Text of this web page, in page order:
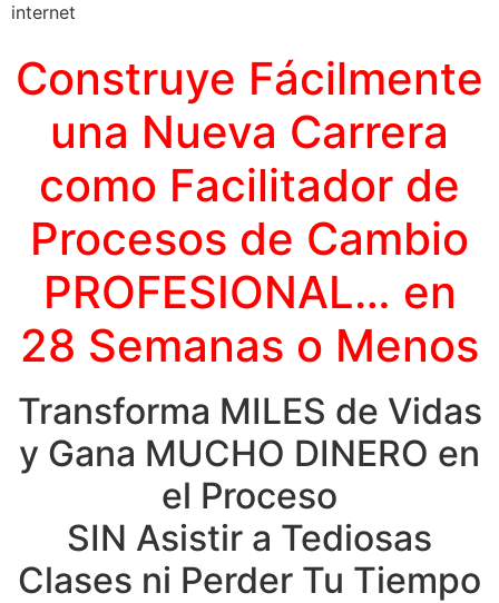
internet
Construye Fácilmente
una Nueva Carrera
como Facilitador de
Procesos de Cambio
PROFESIONAL… en
28 Semanas o Menos
Transforma MILES de Vidas
y Gana MUCHO DINERO en
el Proceso
SIN Asistir a Tediosas
Clases ni Perder Tu Tiempo